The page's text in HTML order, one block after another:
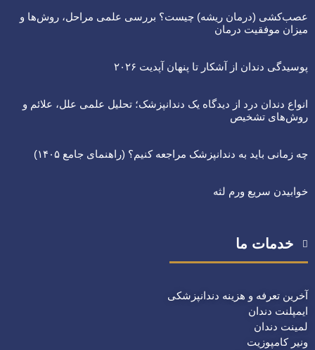
عصب‌کشی (درمان ریشه) چیست؟ بررسی علمی مراحل، روش‌ها و
میزان موفقیت درمان
پوسیدگی دندان از آشکار تا پنهان آپدیت ۲۰۲۶
انواع دندان درد از دیدگاه یک دندانپزشک؛ تحلیل علمی علل، علائم و
روش‌های تشخیص
چه زمانی باید به دندانپزشک مراجعه کنیم؟ (راهنمای جامع ۱۴۰۵)
خوابیدن سریع ورم لثه
خدمات ما
آخرین تعرفه و هزینه دندانپزشکی
ایمپلنت دندان
لمینت دندان
ونیر کامپوزیت